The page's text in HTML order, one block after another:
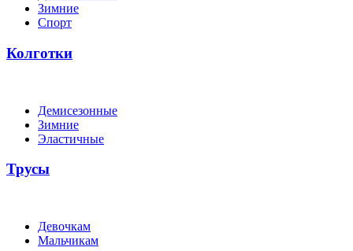
Зимние
Спорт
Колготки
Демисезонные
Зимние
Эластичные
Трусы
Девочкам
Мальчикам